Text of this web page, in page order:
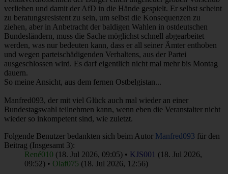
verliehen und damit der AfD in die Hände gespielt. Er selbst scheint
zu beratungsresistent zu sein, um selbst die Konsequenzen zu
ziehen, aber in Anbetracht der baldigen Wahlen in ostdeutschen
Bundesländern, muss die Sache möglichst schnell abgearbeitet
werden, was nur bedeuten kann, dass er all seiner Ämter enthoben
und wegen parteischädigenden Verhaltens, aus der Partei
ausgeschlossen wird. Es darf eigentlich nicht mal mehr bis Montag
dauern.
So meine Ansicht, aus dem fernen Ostbelgistan...
Manfred093, der mit viel Glück auch mal wieder an einer
Bundestagswahl teilnehmen kann, wenn eben die Veranstalter nicht
wieder so inkompetent sind, wie zuletzt.
Folgende Benutzer bedankten sich beim Autor Manfred093 für den
Beitrag (Insgesamt 3):
René010 (18. Jul 2026, 09:05) • KJS001 (18. Jul 2026,
09:52) • Olaf075 (18. Jul 2026, 12:56)